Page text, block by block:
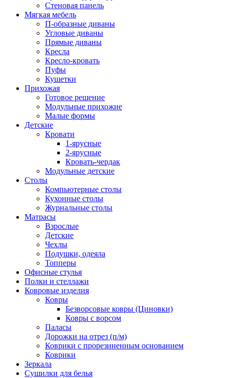
Стеновая панель
Мягкая мебель
П-образные диваны
Угловые диваны
Прямые диваны
Кресла
Кресло-кровать
Пуфы
Кушетки
Прихожая
Готовое решение
Модульные прихожие
Малые формы
Детские
Кровати
1-ярусные
2-ярусные
Кровать-чердак
Модульные детские
Столы
Компьютерные столы
Кухонные столы
Журнальные столы
Матрасы
Взрослые
Детские
Чехлы
Подушки, одеяла
Топперы
Офисные стулья
Полки и стеллажи
Ковровые изделия
Ковры
Безворсовые ковры (Циновки)
Ковры с ворсом
Паласы
Дорожки на отрез (п/м)
Коврики с прорезиненным основанием
Коврики
Зеркала
Сушилки для белья